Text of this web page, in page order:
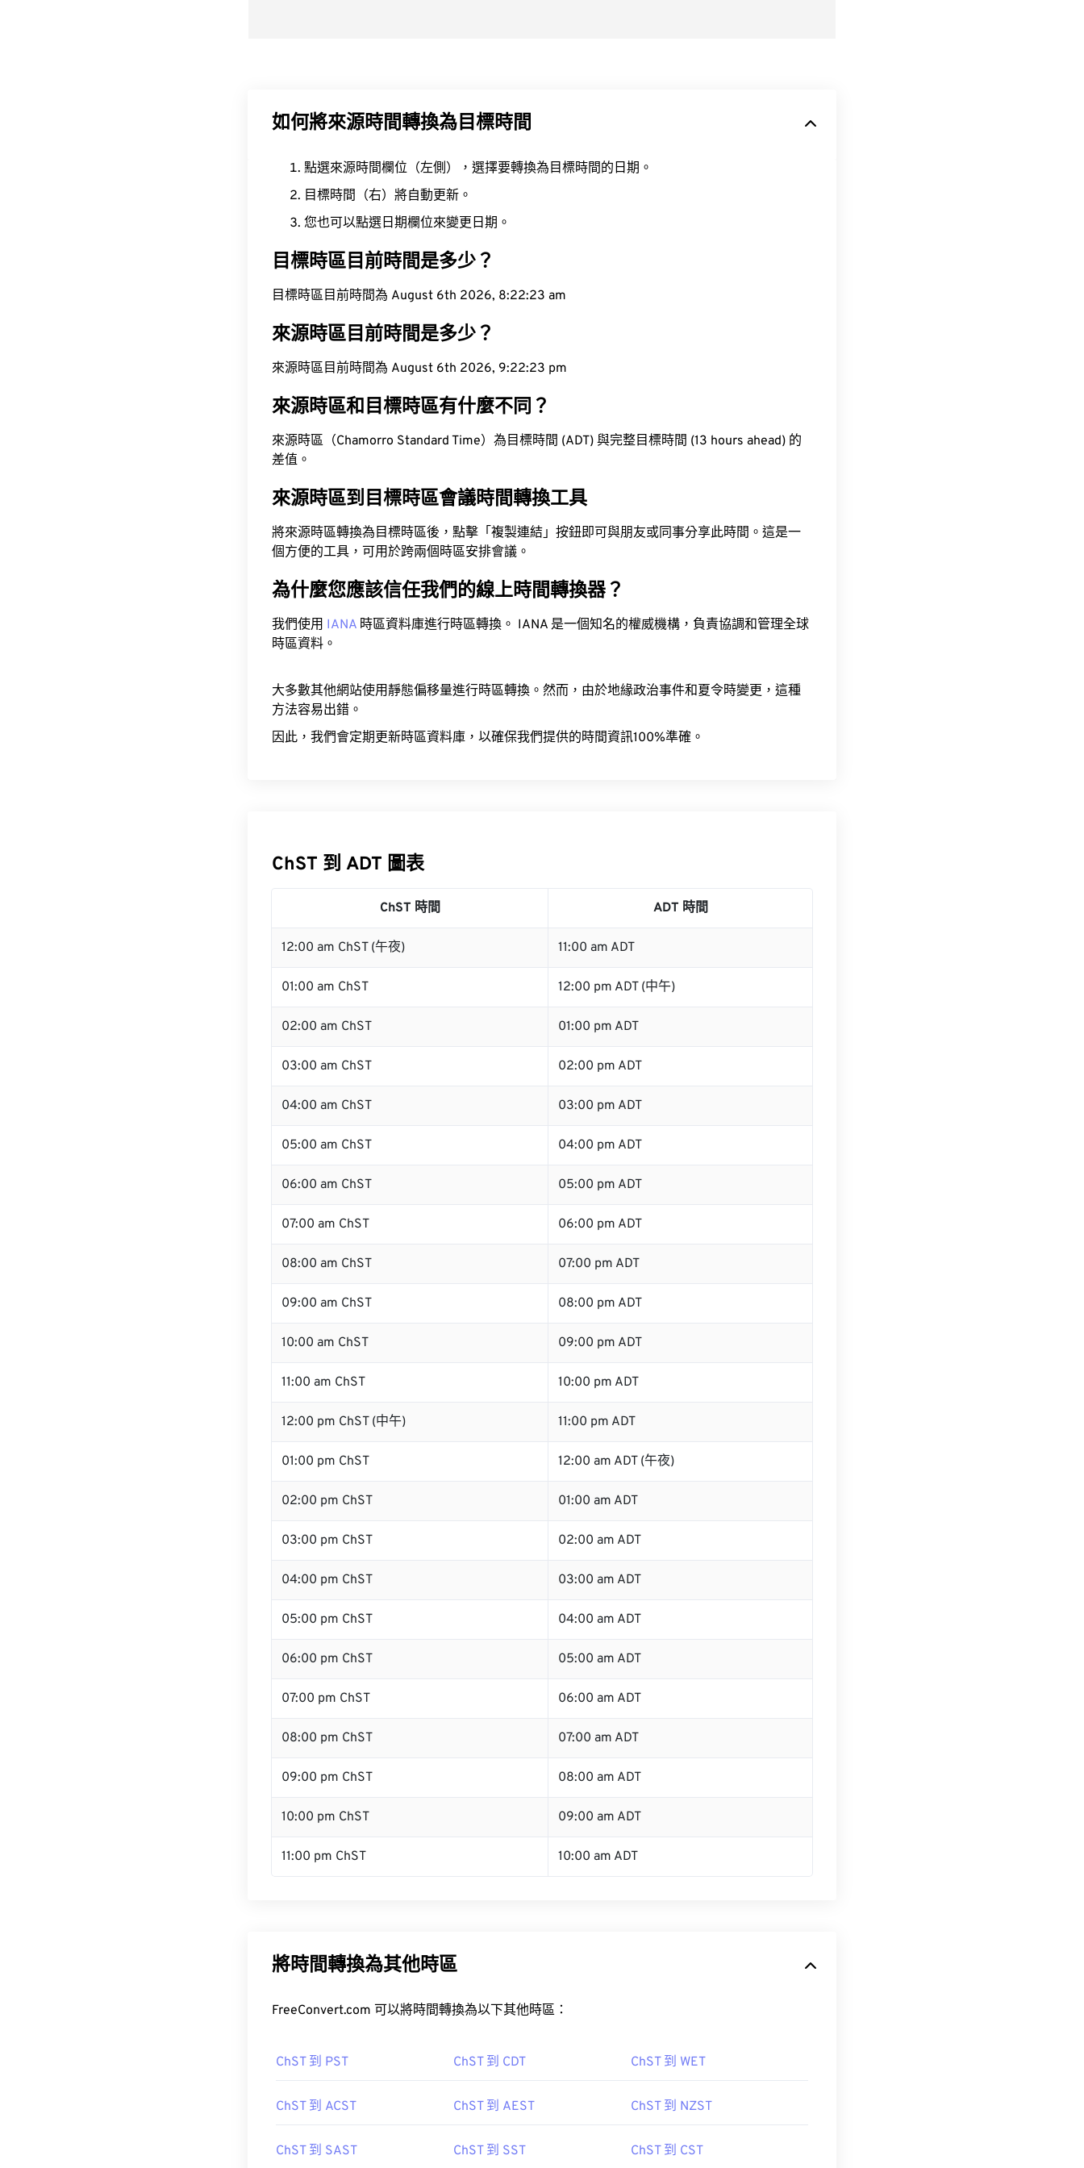
如何將來源時間轉換為目標時間
點選來源時間欄位（左側），選擇要轉換為目標時間的日期。
目標時間（右）將自動更新。
您也可以點選日期欄位來變更日期。
目標時區目前時間是多少？
目標時區目前時間為 August 6th 2026, 8:22:24 am
來源時區目前時間是多少？
來源時區目前時間為 August 6th 2026, 9:22:24 pm
來源時區和目標時區有什麼不同？
來源時區（Chamorro Standard Time）為目標時間 (ADT) 與完整目標時間 (13 hours ahead) 的
差值。
來源時區到目標時區會議時間轉換工具
將來源時區轉換為目標時區後，點擊「複製連結」按鈕即可與朋友或同事分享此時間。這是一
個方便的工具，可用於跨兩個時區安排會議。
為什麼您應該信任我們的線上時間轉換器？
我們使用 IANA 時區資料庫進行時區轉換。 IANA 是一個知名的權威機構，負責協調和管理全球
時區資料。
大多數其他網站使用靜態偏移量進行時區轉換。然而，由於地緣政治事件和夏令時變更，這種
方法容易出錯。
因此，我們會定期更新時區資料庫，以確保我們提供的時間資訊100%準確。
ChST 到 ADT 圖表
ChST 時間 ADT 時間
12:00 am ChST (午夜) 11:00 am ADT
01:00 am ChST 12:00 pm ADT (中午)
02:00 am ChST 01:00 pm ADT
03:00 am ChST 02:00 pm ADT
04:00 am ChST 03:00 pm ADT
05:00 am ChST 04:00 pm ADT
06:00 am ChST 05:00 pm ADT
07:00 am ChST 06:00 pm ADT
08:00 am ChST 07:00 pm ADT
09:00 am ChST 08:00 pm ADT
10:00 am ChST 09:00 pm ADT
11:00 am ChST 10:00 pm ADT
12:00 pm ChST (中午) 11:00 pm ADT
01:00 pm ChST 12:00 am ADT (午夜)
02:00 pm ChST 01:00 am ADT
03:00 pm ChST 02:00 am ADT
04:00 pm ChST 03:00 am ADT
05:00 pm ChST 04:00 am ADT
06:00 pm ChST 05:00 am ADT
07:00 pm ChST 06:00 am ADT
08:00 pm ChST 07:00 am ADT
09:00 pm ChST 08:00 am ADT
10:00 pm ChST 09:00 am ADT
11:00 pm ChST 10:00 am ADT
將時間轉換為其他時區
FreeConvert.com 可以將時間轉換為以下其他時區：
ChST 到 PST ChST 到 CDT ChST 到 WET
ChST 到 ACST ChST 到 AEST ChST 到 NZST
ChST 到 SAST ChST 到 SST ChST 到 CST